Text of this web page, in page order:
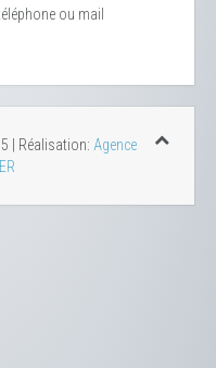
ou mail
| Réalisation: Agence